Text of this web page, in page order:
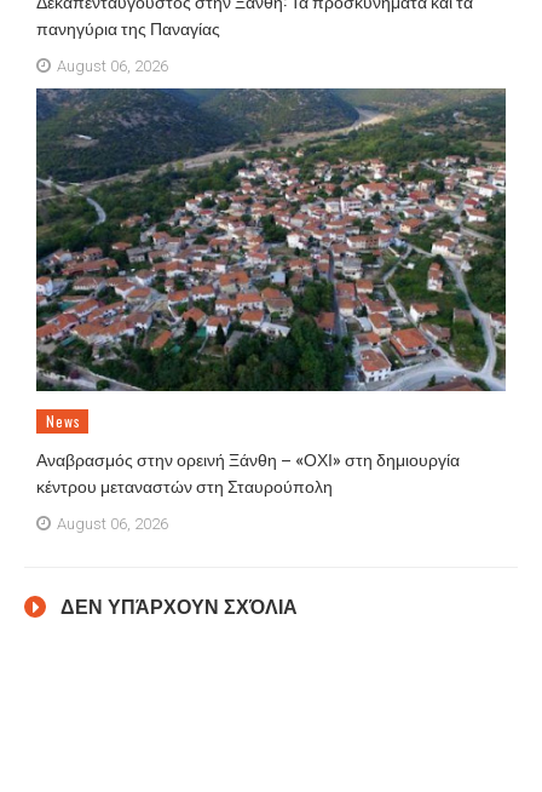
πανηγύρια της Παναγίας
August 06, 2026
News
Αναβρασμός στην ορεινή Ξάνθη – «ΟΧΙ» στη δημιουργία
κέντρου μεταναστών στη Σταυρούπολη
August 06, 2026
ΔΕΝ ΥΠΆΡΧΟΥΝ ΣΧΌΛΙΑ